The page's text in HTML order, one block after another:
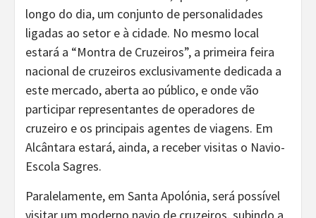
longo do dia, um conjunto de personalidades
ligadas ao setor e à cidade. No mesmo local
estará a “Montra de Cruzeiros”, a primeira feira
nacional de cruzeiros exclusivamente dedicada a
este mercado, aberta ao público, e onde vão
participar representantes de operadores de
cruzeiro e os principais agentes de viagens. Em
Alcântara estará, ainda, a receber visitas o Navio-
Escola Sagres.
Paralelamente, em Santa Apolónia, será possível